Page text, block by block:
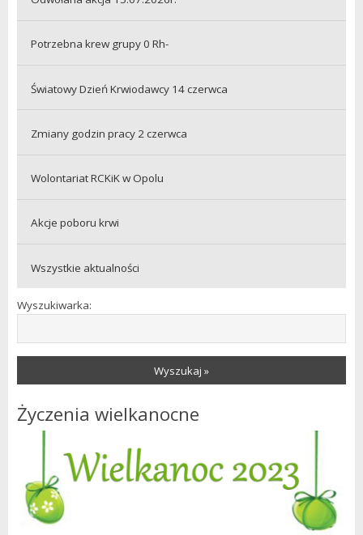
Potrzebna krew grupy 0 Rh-
Światowy Dzień Krwiodawcy 14 czerwca
Zmiany godzin pracy 2 czerwca
Wolontariat RCKiK w Opolu
Akcje poboru krwi
Wszystkie aktualności
Wyszukiwarka:
Wyszukaj »
Życzenia wielkanocne